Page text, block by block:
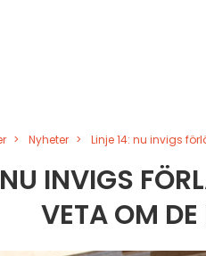
Nyheter Linje 14: nu invigs
INVIGS
VETA OM